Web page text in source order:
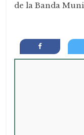
de la Banda